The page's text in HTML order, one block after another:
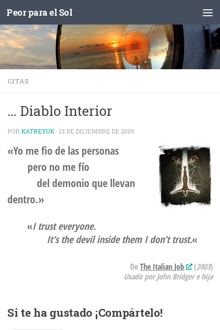
Saltar al contenido
Peor para el Sol
CITAS
… Diablo Interior
POR KATREYUK · 13 DE DICIEMBRE DE 2005
«Yo me fio de las personas
pero no me fío
del demonio que llevan
dentro.»
«I trust everyone.
It’s the devil inside them I don’t trust.«
DeThe Italian Job (2003)
Usado por John Bridger e hija
Si te ha gustado ¡Compártelo!